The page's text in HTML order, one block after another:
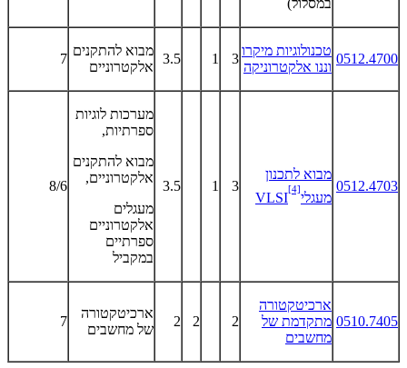
במסלול)
0512.4700
טכנולוגיות מיקרו
וננו אלקטרוניקה
3
1
3.5
מבוא להתקנים
אלקטרוניים
7
0512.4703
מבוא לתכנון
מעגלי
[4]
VLSI
3
1
3.5
מערכות לוגיות
ספרתיות,
מבוא להתקנים
אלקטרוניים,
מעגלים
אלקטרוניים
ספרתיים
במקביל
8/6
0510.7405
ארכיטקטורה
מתקדמת של
מחשבים
2
2
2
ארכיטקטורה
של מחשבים
7